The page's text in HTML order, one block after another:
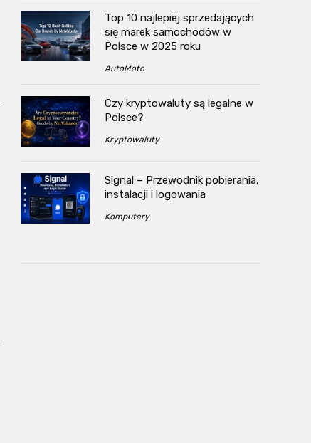
Top 10 najlepiej sprzedających
się marek samochodów w
Polsce w 2025 roku
AutoMoto
Czy kryptowaluty są legalne w
Polsce?
Kryptowaluty
Signal – Przewodnik pobierania,
instalacji i logowania
Komputery